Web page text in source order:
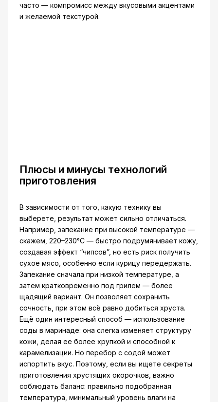
часто — компромисс между вкусовыми акцентами
и желаемой текстурой.
Плюсы и минусы технологий
приготовления
В зависимости от того, какую технику вы
выберете, результат может сильно отличаться.
Например, запекание при высокой температуре —
скажем, 220–230°C — быстро подрумянивает кожу,
создавая эффект “чипсов”, но есть риск получить
сухое мясо, особенно если курицу передержать.
Запекание сначала при низкой температуре, а
затем кратковременно под грилем — более
щадящий вариант. Он позволяет сохранить
сочность, при этом всё равно добиться хруста.
Ещё один интересный способ — использование
соды в маринаде: она слегка изменяет структуру
кожи, делая её более хрупкой и способной к
карамелизации. Но перебор с содой может
испортить вкус. Поэтому, если вы ищете секреты
приготовления хрустящих окорочков, важно
соблюдать баланс: правильно подобранная
температура, минимальный уровень влаги на